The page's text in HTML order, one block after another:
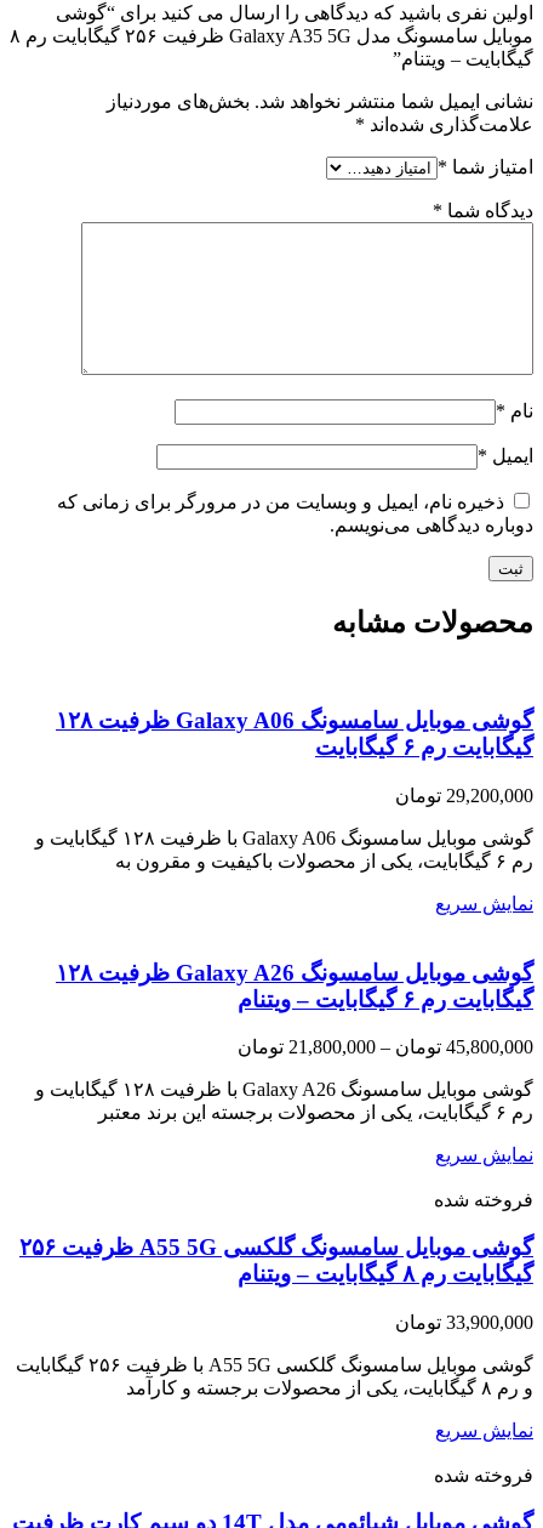
اولین نفری باشید که دیدگاهی را ارسال می کنید برای “گوشی
موبایل سامسونگ مدل Galaxy A35 5G ظرفیت ۲۵۶ گیگابایت رم ۸
گیگابایت – ویتنام”
نشانی ایمیل شما منتشر نخواهد شد. بخش‌های موردنیاز
علامت‌گذاری شده‌اند *
امتیاز شما *
دیدگاه شما *
نام *
ایمیل *
ذخیره نام، ایمیل و وبسایت من در مرورگر برای زمانی که
دوباره دیدگاهی می‌نویسم.
محصولات مشابه
گوشی موبایل سامسونگ Galaxy A06 ظرفیت ۱۲۸
گیگابایت رم ۶ گیگابایت
29,200,000 تومان
گوشی موبایل سامسونگ Galaxy A06 با ظرفیت ۱۲۸ گیگابایت و
رم ۶ گیگابایت، یکی از محصولات باکیفیت و مقرون به
نمایش سریع
گوشی موبایل سامسونگ Galaxy A26 ظرفیت ۱۲۸
گیگابایت رم ۶ گیگابایت­ – ویتنام
45,800,000 تومان –
21,800,000 تومان
21,800,000 تومان
through
گوشی موبایل سامسونگ Galaxy A26 با ظرفیت ۱۲۸ گیگابایت و
رم ۶ گیگابایت، یکی از محصولات برجسته این برند معتبر
نمایش سریع
فروخته شده
گوشی موبایل سامسونگ گلکسی A55 5G ظرفیت ۲۵۶
گیگابایت رم ۸ گیگابایت – ویتنام
33,900,000 تومان
گوشی موبایل سامسونگ گلکسی A55 5G با ظرفیت ۲۵۶ گیگابایت
و رم ۸ گیگابایت، یکی از محصولات برجسته و کارآمد
نمایش سریع
فروخته شده
گوشی موبایل شیائومی مدل 14T دو سیم کارت ظرفیت